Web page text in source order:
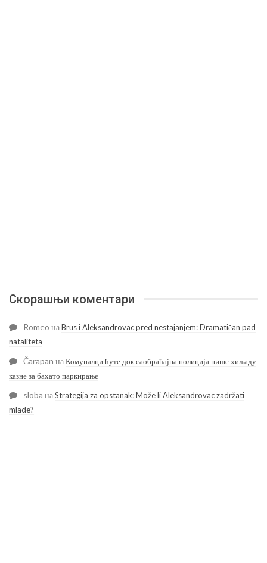
Скорашњи коментари
Romeo наBrus i Aleksandrovac pred nestajanjem: Dramatičan pad
nataliteta
Čarapan наКомуналци ћуте док саобраћајна полиција пише хиљаду
казне за бахато паркирање
sloba наStrategija za opstanak: Može li Aleksandrovac zadržati
mlade?